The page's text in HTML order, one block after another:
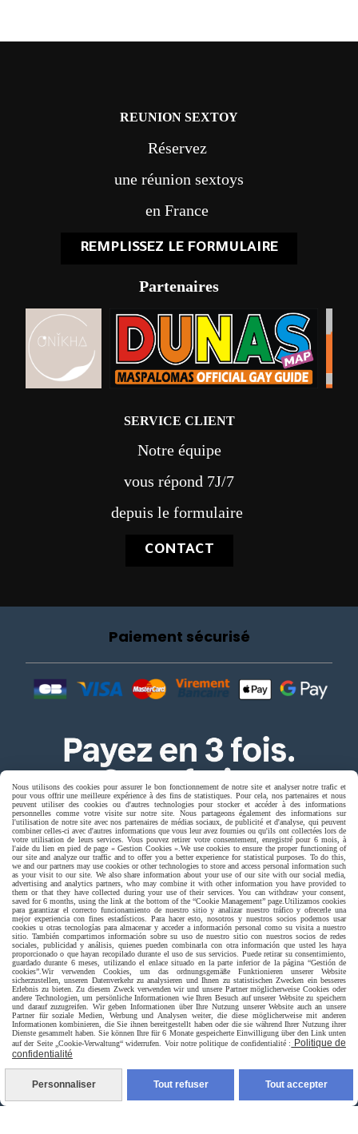
REUNION SEXTOY
Réservez
une réunion sextoys
en France
REMPLISSEZ LE FORMULAIRE
Partenaires
SERVICE CLIENT
Notre équipe
vous répond 7J/7
depuis le formulaire
CONTACT
Paiement sécurisé
Livraison rapide
livraison à domicile France et union europeen
Nous utilisons des cookies pour assurer le bon fonctionnement de notre site et analyser notre trafic et
pour vous offrir une meilleure expérience à des fins de statistiques. Pour cela, nos partenaires et nous
peuvent utiliser des cookies ou d'autres technologies pour stocker et accéder à des informations
personnelles comme votre visite sur notre site. Nous partageons également des informations sur
l'utilisation de notre site avec nos partenaires de médias sociaux, de publicité et d'analyse, qui peuvent
combiner celles-ci avec d'autres informations que vous leur avez fournies ou qu'ils ont collectées lors de
votre utilisation de leurs services. Vous pouvez retirer votre consentement, enregistré pour 6 mois, à
l'aide du lien en pied de page « Gestion Cookies ». We use cookies to ensure the proper functioning of
our site and analyze our traffic and to offer you a better experience for statistical purposes. To do this,
we and our partners may use cookies or other technologies to store and access personal information such
as your visit to our site. We also share information about your use of our site with our social media,
advertising and analytics partners, who may combine it with other information you have provided to
them or that they have collected during your use of their services. You can withdraw your consent,
saved for 6 months, using the link at the bottom of the “Cookie Management” page. Utilizamos cookies
para garantizar el correcto funcionamiento de nuestro sitio y analizar nuestro tráfico y ofrecerle una
mejor experiencia con fines estadísticos. Para hacer esto, nosotros y nuestros socios podemos usar
cookies u otras tecnologías para almacenar y acceder a información personal como su visita a nuestro
sitio. También compartimos información sobre su uso de nuestro sitio con nuestros socios de redes
sociales, publicidad y análisis, quienes pueden combinarla con otra información que usted les haya
proporcionado o que hayan recopilado durante el uso de sus servicios. Puede retirar su consentimiento,
guardado durante 6 meses, utilizando el enlace situado en la parte inferior de la página “Gestión de
cookies”. Wir verwenden Cookies, um das ordnungsgemäße Funktionieren unserer Website
sicherzustellen, unseren Datenverkehr zu analysieren und Ihnen zu statistischen Zwecken ein besseres
Erlebnis zu bieten. Zu diesem Zweck verwenden wir und unsere Partner möglicherweise Cookies oder
andere Technologien, um persönliche Informationen wie Ihren Besuch auf unserer Website zu speichern
und darauf zuzugreifen. Wir geben Informationen über Ihre Nutzung unserer Website auch an unsere
Partner für soziale Medien, Werbung und Analysen weiter, die diese möglicherweise mit anderen
Informationen kombinieren, die Sie ihnen bereitgestellt haben oder die sie während Ihrer Nutzung ihrer
Dienste gesammelt haben. Sie können Ihre für 6 Monate gespeicherte Einwilligung über den Link unten
auf der Seite „Cookie-Verwaltung“ widerrufen. Voir notre politique de confidentialité :
Politique de
confidentialité
Personnaliser Tout refuser Tout accepter